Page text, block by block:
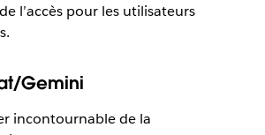
l’accès pour les utilisateurs
Gemini
incontournable de la